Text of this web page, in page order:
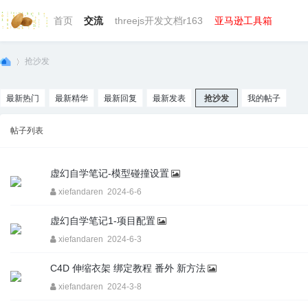
首页 交流 threejs开发文档r163 亚马逊工具箱
抢沙发
最新热门 最新精华 最新回复 最新发表 抢沙发 我的帖子
帖子列表
虚幻自学笔记-模型碰撞设置
xiefandaren 2024-6-6
虚幻自学笔记1-项目配置
xiefandaren 2024-6-3
C4D 伸缩衣架 绑定教程 番外 新方法
xiefandaren 2024-3-8